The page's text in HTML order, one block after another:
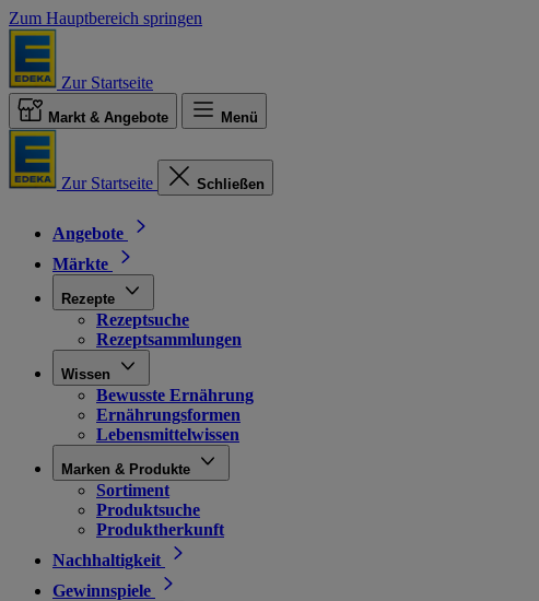
Zum Hauptbereich springen
Zur Startseite
Markt & Angebote Menü
Zur Startseite Schließen
Angebote
Märkte
Rezepte
Rezeptsuche
Rezeptsammlungen
Wissen
Bewusste Ernährung
Ernährungsformen
Lebensmittelwissen
Marken & Produkte
Sortiment
Produktsuche
Produktherkunft
Nachhaltigkeit
Gewinnspiele